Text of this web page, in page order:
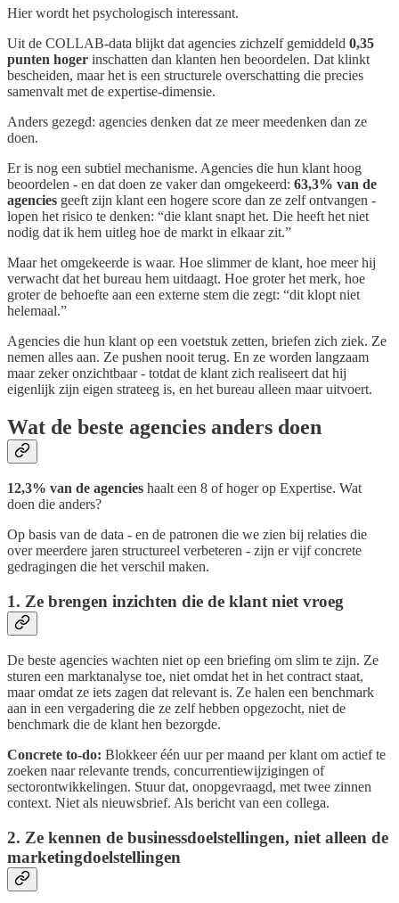
Hier wordt het psychologisch interessant.
Uit de COLLAB-data blijkt dat agencies zichzelf gemiddeld 0,35
punten hoger inschatten dan klanten hen beoordelen. Dat klinkt
bescheiden, maar het is een structurele overschatting die precies
samenvalt met de expertise-dimensie.
Anders gezegd: agencies denken dat ze meer meedenken dan ze
doen.
Er is nog een subtiel mechanisme. Agencies die hun klant hoog
beoordelen - en dat doen ze vaker dan omgekeerd: 63,3% van de
agencies geeft zijn klant een hogere score dan ze zelf ontvangen -
lopen het risico te denken: “die klant snapt het. Die heeft het niet
nodig dat ik hem uitleg hoe de markt in elkaar zit.”
Maar het omgekeerde is waar. Hoe slimmer de klant, hoe meer hij
verwacht dat het bureau hem uitdaagt. Hoe groter het merk, hoe
groter de behoefte aan een externe stem die zegt: “dit klopt niet
helemaal.”
Agencies die hun klant op een voetstuk zetten, briefen zich ziek. Ze
nemen alles aan. Ze pushen nooit terug. En ze worden langzaam
maar zeker onzichtbaar - totdat de klant zich realiseert dat hij
eigenlijk zijn eigen strateeg is, en het bureau alleen maar uitvoert.
Wat de beste agencies anders doen
12,3% van de agencies haalt een 8 of hoger op Expertise. Wat
doen die anders?
Op basis van de data - en de patronen die we zien bij relaties die
over meerdere jaren structureel verbeteren - zijn er vijf concrete
gedragingen die het verschil maken.
1. Ze brengen inzichten die de klant niet vroeg
De beste agencies wachten niet op een briefing om slim te zijn. Ze
sturen een marktanalyse toe, niet omdat het in het contract staat,
maar omdat ze iets zagen dat relevant is. Ze halen een benchmark
aan in een vergadering die ze zelf hebben opgezocht, niet de
benchmark die de klant hen bezorgde.
Concrete to-do: Blokkeer één uur per maand per klant om actief te
zoeken naar relevante trends, concurrentiewijzigingen of
sectorontwikkelingen. Stuur dat, onopgevraagd, met twee zinnen
context. Niet als nieuwsbrief. Als bericht van een collega.
2. Ze kennen de businessdoelstellingen, niet alleen de
marketingdoelstellingen